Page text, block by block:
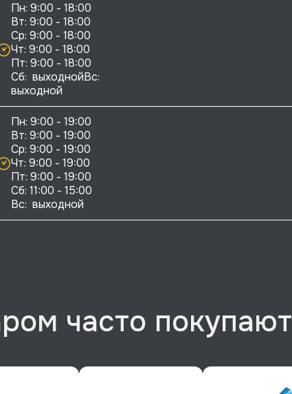
Пн: 9:00 - 18:00
Вт: 9:00 - 18:00
Ср: 9:00 - 18:00
Чт: 9:00 - 18:00
Пт: 9:00 - 18:00
Сб:  выходнойВс:
выходной
Пн: 9:00 - 19:00
Вт: 9:00 - 19:00
Ср: 9:00 - 19:00
Чт: 9:00 - 19:00
Пт: 9:00 - 19:00
Сб: 11:00 - 15:00
Вс:  выходной
часто покупают